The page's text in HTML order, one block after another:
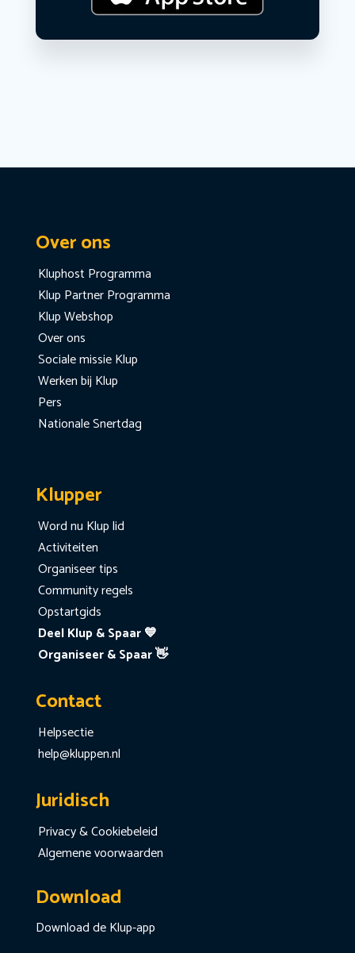
Over ons
Kluphost Programma
Klup Partner Programma
Klup Webshop
Over ons
Sociale missie Klup
Werken bij Klup
Pers
Nationale Snertdag
Klupper
Word nu Klup lid
Activiteiten
Organiseer tips
Community regels
Opstartgids
Deel Klup & Spaar 💙
Organiseer & Spaar 👋
Contact
Helpsectie
help@kluppen.nl
Juridisch
Privacy & Cookiebeleid
Algemene voorwaarden
Download
Download de Klup-app